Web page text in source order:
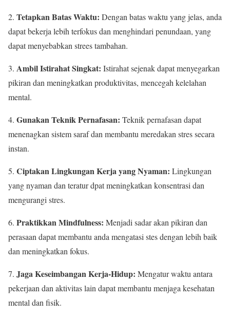
2. Tetapkan Batas Waktu: Dengan batas waktu yang jelas, anda
dapat bekerja lebih terfokus dan menghindari penundaan, yang
dapat menyebabkan strees tambahan.
3. Ambil Istirahat Singkat: Istirahat sejenak dapat menyegarkan
pikiran dan meningkatkan produktivitas, mencegah kelelahan
mental.
4. Gunakan Teknik Pernafasan: Teknik pernafasan dapat
menenagkan sistem saraf dan membantu meredakan stres secara
instan.
5. Ciptakan Lingkungan Kerja yang Nyaman: Lingkungan
yang nyaman dan teratur dpat meningkatkan konsentrasi dan
mengurangi stres.
6. Praktikkan Mindfulness: Menjadi sadar akan pikiran dan
perasaan dapat membantu anda mengatasi stes dengan lebih baik
dan meningkatkan fokus.
7. Jaga Keseimbangan Kerja-Hidup: Mengatur waktu antara
pekerjaan dan aktivitas lain dapat membantu menjaga kesehatan
mental dan fisik.